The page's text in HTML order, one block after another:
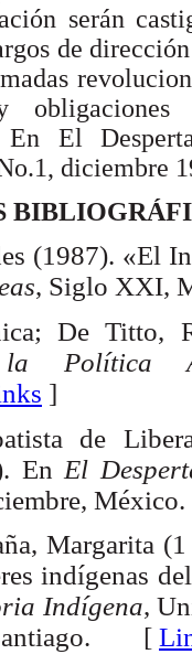
serán
de
En El
diciembre
(1987). «El
, Siglo
De Titto,
Política
]
de
En El
Margarita
indígenas
Indígena,
Santiago. [